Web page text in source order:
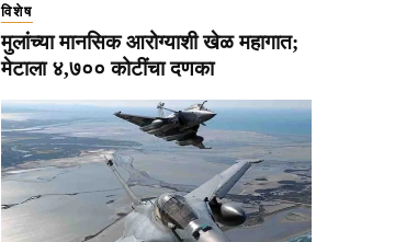
विशेष
मुलांच्या मानसिक आरोग्याशी खेळ महागात;
मेटाला ४,७०० कोटींचा दणका